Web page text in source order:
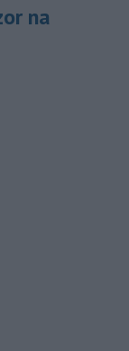
na